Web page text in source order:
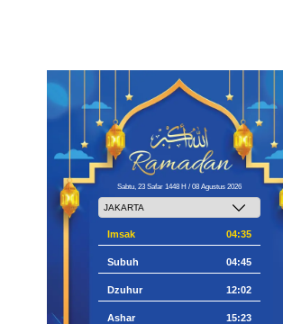
Sabtu, 23 Safar 1448 H / 08 Agustus 2026
Imsak 04:35
Subuh 04:45
Dzuhur 12:02
Ashar 15:23